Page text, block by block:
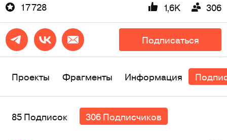
17 728
1,6K 306
Подписаться
Проекты Фрагменты Информация
85 Подписок 306 Подписчиков